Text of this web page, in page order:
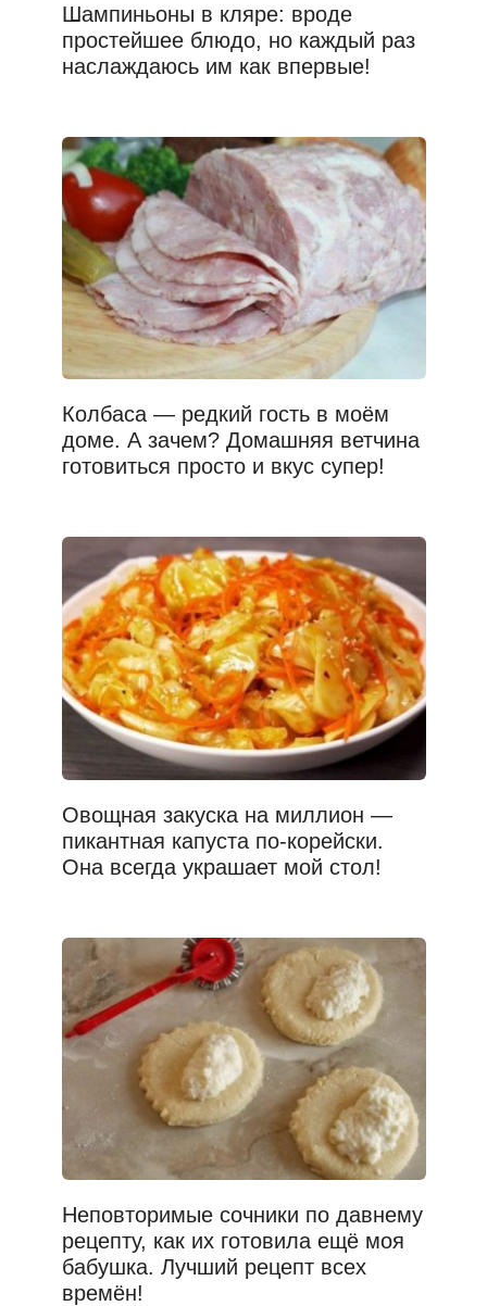
Шампиньоны в кляре: вроде
простейшее блюдо, но каждый раз
наслаждаюсь им как впервые!
Колбаса — редкий гость в моём
доме. А зачем? Домашняя ветчина
готовиться просто и вкус супер!
Овощная закуска на миллион —
пикантная капуста по-корейски.
Она всегда украшает мой стол!
Неповторимые сочники по давнему
рецепту, как их готовила ещё моя
бабушка. Лучший рецепт всех
времён!